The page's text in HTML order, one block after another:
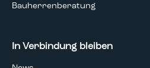
Bauherrenberatung
In Verbindung bleiben